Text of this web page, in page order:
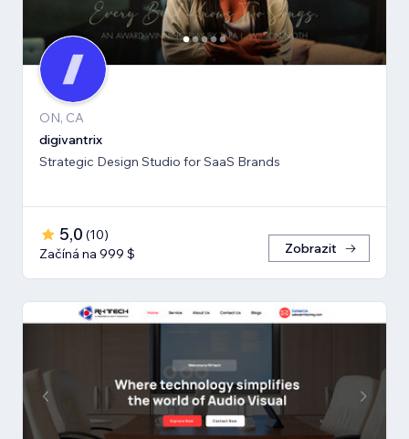
ON, CA
digivantrix
Strategic Design Studio for SaaS Brands
5,0 (10)
Začíná na 999 $
Zobrazit